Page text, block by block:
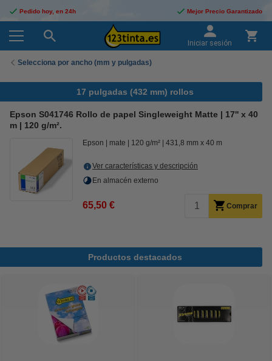
Pedido hoy, en 24h Mejor Precio Garantizado
Iniciar sesión
Selecciona por ancho (mm y pulgadas)
17 pulgadas (432 mm) rollos
Epson S041746 Rollo de papel Singleweight Matte | 17'' x 40
m | 120 g/m².
Epson mate 120 g/m² 431,8 mm x 40 m
Ver características y descripción
En almacén externo
65,50 € Comprar
Productos destacados